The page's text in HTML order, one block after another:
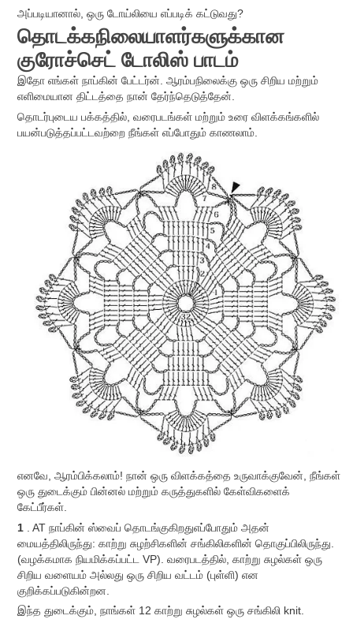
அப்படியானால், ஒரு டோய்லியை எப்படிக் கட்டுவது?
தொடக்கநிலையாளர்களுக்கான
குரோச்செட் டோலிஸ் பாடம்
இதோ எங்கள் நாப்கின் பேட்டர்ன். ஆரம்பநிலைக்கு ஒரு சிறிய மற்றும்
எளிமையான திட்டத்தை நான் தேர்ந்தெடுத்தேன்.
தொடர்புடைய பக்கத்தில், வரைபடங்கள் மற்றும் உரை விளக்கங்களில்
பயன்படுத்தப்பட்டவற்றை நீங்கள் எப்போதும் காணலாம்.
எனவே, ஆரம்பிக்கலாம்! நான் ஒரு விளக்கத்தை உருவாக்குவேன், நீங்கள்
ஒரு துடைக்கும் பின்னல் மற்றும் கருத்துகளில் கேள்விகளைக்
கேட்பீர்கள்.
1
. AT நாப்கின் ஸ்வைப் தொடங்குகிறதுஎப்போதும் அதன்
மையத்திலிருந்து: காற்று சுழற்சிகளின் சங்கிலிகளின் தொகுப்பிலிருந்து.
(வழக்கமாக நியமிக்கப்பட்ட VP). வரைபடத்தில், காற்று சுழல்கள் ஒரு
சிறிய வளையம் அல்லது ஒரு சிறிய வட்டம் (புள்ளி) என
குறிக்கப்படுகின்றன.
இந்த துடைக்கும், நாங்கள் 12 காற்று சுழல்கள் ஒரு சங்கிலி knit.